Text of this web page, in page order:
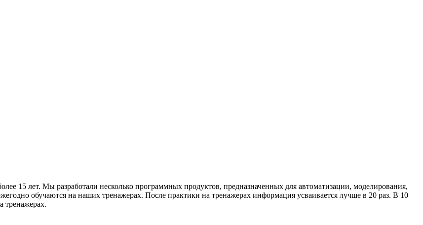
15 лет. Мы разработали несколько программных продуктов, предназначенных для автоматизации, моделирования,
обучаются на наших тренажерах. После практики на тренажерах информация усваивается лучше в 20 раз. В 10
тренажерах.